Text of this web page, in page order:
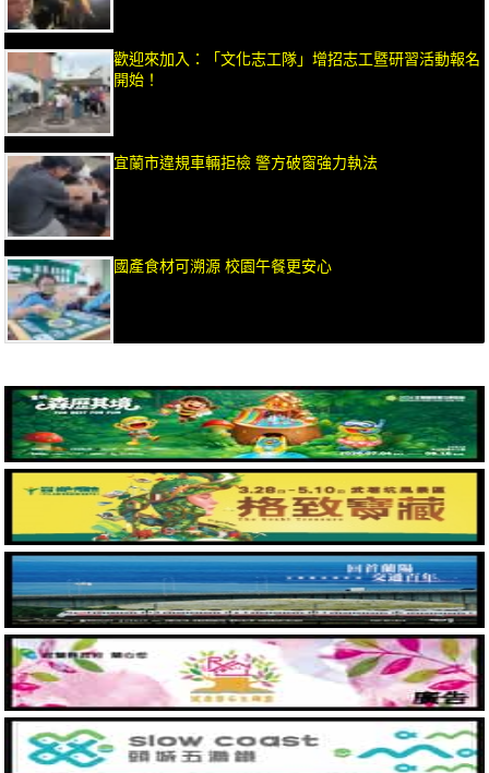
歡迎來加入：「文化志工隊」增招志工暨研習活動報名
開始！
宜蘭市違規車輛拒檢 警方破窗強力執法
國產食材可溯源 校園午餐更安心